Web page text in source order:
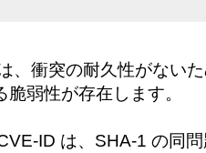
、衝突の耐久性がない
脆弱性が存在します。
ID は、SHA-1 の同